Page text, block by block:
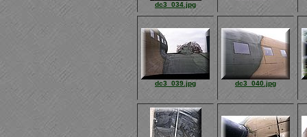
dc3_034.jpg
dc3_039.jpg dc3_040.jpg